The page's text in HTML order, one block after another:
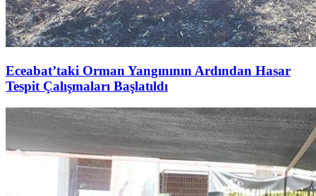
Eceabat’taki Orman Yangınının Ardından Hasar
Tespit Çalışmaları Başlatıldı